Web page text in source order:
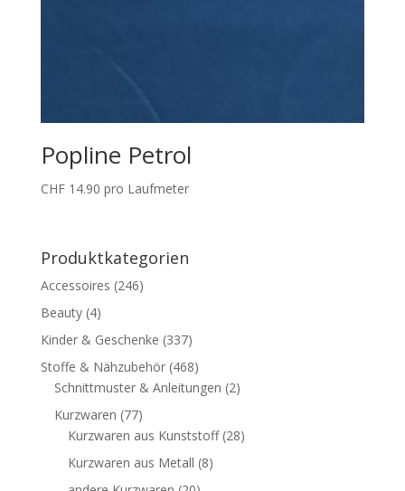
Popline Petrol
CHF14.90 pro Laufmeter
Produktkategorien
Accessoires (246)
Beauty (4)
Kinder & Geschenke (337)
Stoffe & Nähzubehör (468)
Schnittmuster & Anleitungen (2)
Kurzwaren (77)
Kurzwaren aus Kunststoff (28)
Kurzwaren aus Metall (8)